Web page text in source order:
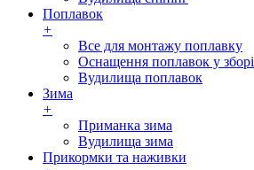
Поплавок
+
Все для монтажу поплавку
Оснащення поплавок у зборі
Вудилища поплавок
Зима
+
Приманка зима
Вудилища зима
Прикормки та наживки